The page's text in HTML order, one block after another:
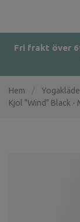
Fri frakt över
Hem
Kjol "Wind" Black -